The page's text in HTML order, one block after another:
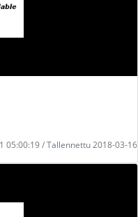
05:00:19 / Tallennettu 2018-03-16